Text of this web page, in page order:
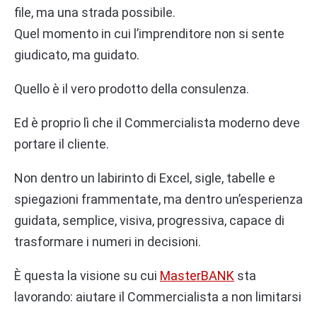
file, ma una strada possibile.
Quel momento in cui l’imprenditore non si sente
giudicato, ma guidato.
Quello è il vero prodotto della consulenza.
Ed è proprio lì che il Commercialista moderno deve
portare il cliente.
Non dentro un labirinto di Excel, sigle, tabelle e
spiegazioni frammentate, ma dentro un’esperienza
guidata, semplice, visiva, progressiva, capace di
trasformare i numeri in decisioni.
È questa la visione su cui MasterBANK sta
lavorando: aiutare il Commercialista a non limitarsi